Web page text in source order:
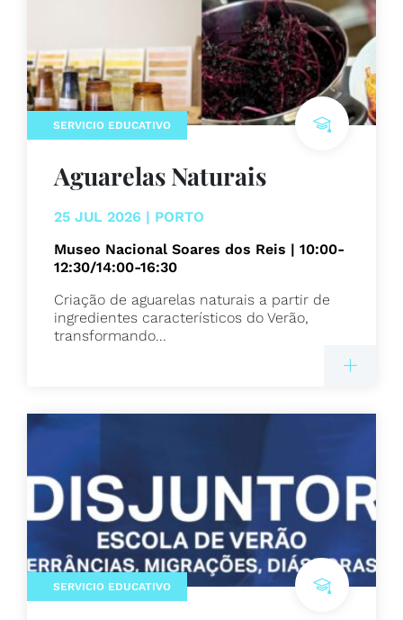
SERVICIO EDUCATIVO
Aguarelas Naturais
25 JUL 2026 | PORTO
Museo Nacional Soares dos Reis | 10:00-
12:30/14:00-16:30
Criação de aguarelas naturais a partir de
ingredientes característicos do Verão,
transformando...
SERVICIO EDUCATIVO